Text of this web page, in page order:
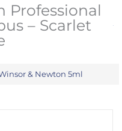
Professional
– Scarlet
& Newton 5ml